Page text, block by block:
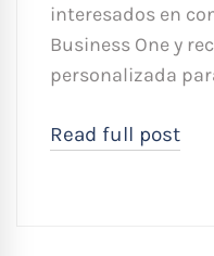
interesados en
Business One y
personalizada
Read full post